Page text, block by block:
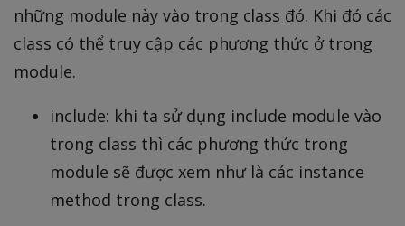
những module này vào trong class đó. Khi đó các
class có thể truy cập các phương thức ở trong
module.
include: khi ta sử dụng include module vào
trong class thì các phương thức trong
module sẽ được xem như là các instance
method trong class.